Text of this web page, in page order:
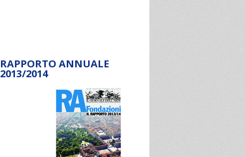
RAPPORTO ANNUALE
2013/2014